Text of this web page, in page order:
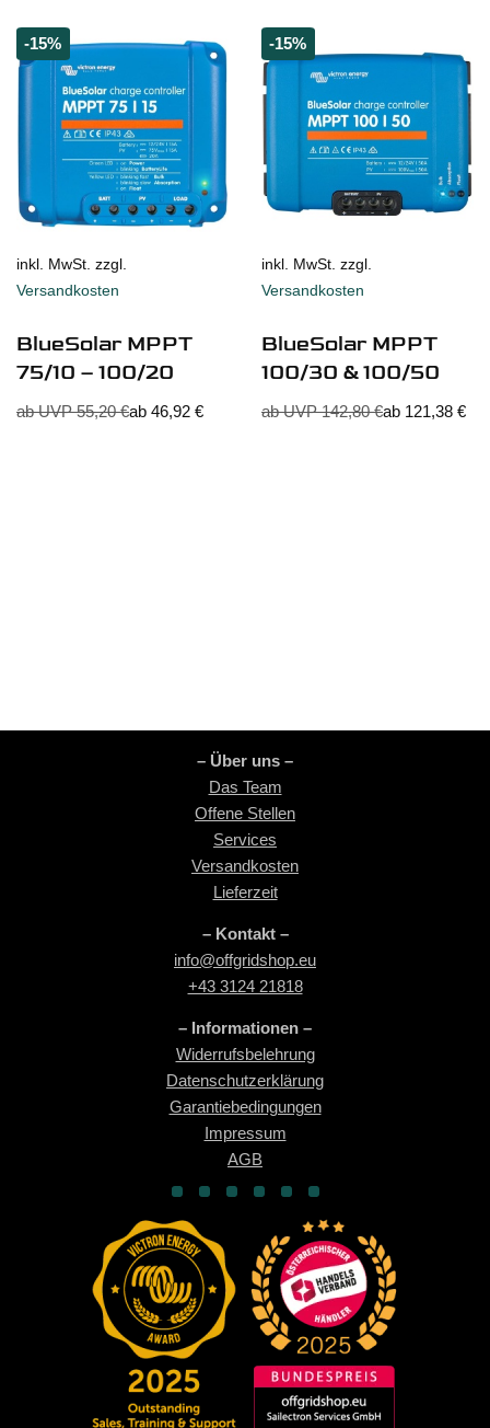
-15%
inkl. MwSt. zzgl.
Versandkosten
BlueSolar MPPT
75/10 – 100/20
ab UVP55,20€ab 46,92 €
-15%
inkl. MwSt. zzgl.
Versandkosten
BlueSolar MPPT
100/30 & 100/50
ab UVP142,80€ab 121,38 €
– Über uns –
Das Team
Offene Stellen
Services
Versandkosten
Lieferzeit
– Kontakt –
info@offgridshop.eu
+43 3124 21818
– Informationen –
Widerrufsbelehrung
Datenschutzerklärung
Garantiebedingungen
Impressum
AGB